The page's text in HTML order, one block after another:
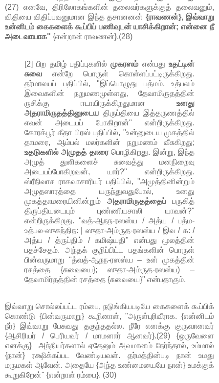
(27) எனவே, திரிலோகங்களின் தலைவர்களுக்குத் தலைவனும்,
விதியை விதிப்பவனுமான இந்த தசானனன் {ராவணன்}, இவ்வாறு
உன்னிடம் கைகளைக் கூப்பிப் பணிவுடன் யாசிக்கிறான்; என்னை நீ
அடைவாயாக" {என்றான் ராவணன்}.(28)
[2]பிற தமிழ் பதிப்புகளில்முகரஸம் என்பதுஉதட்டின்
சுவை என்றே பொருள் கொள்ளப்பட்டிருக்கிறது.
தர்மாலயப் பதிப்பில், "இப்பொழுது பத்மம், உத்பலம்
இவைகளின் நறுமணமுள்ளது, தேவாமிருதத்தின்
ருசிக்கு ஈடாயிருக்கிறதுமான உனது
அதராமிருதத்தினுடைய திருப்தியை இத்தருணத்தில்
எவன் அடையப் போகிறான்" என்றிருக்கிறது.
கோரக்பூர் கீதா பிரஸ் பதிப்பில், "உன்னுடைய முகத்தில்
தாமரை, ஆம்பல் மலர்களின் நறுமணம் வீசுகிறது;
உதடுகளில் அமுதத் தாரைபொழிகிறது. இன்று, இந்த
அமுத் துளிகளைச் சுவைத்து மனநிறைவு
அடையப்போகிறவன், யார்?" என்றிருக்கிறது.
ஸ்ரீநிவாச ராகவாசாரியர் பதிப்பில், "அமுத்தினின்றும்
அமுதஸாரத்தை யருந்துவதுபோல், உனது
முகத்தாமரையினின்றும் அதராமிருதத்தைப்பருகித்
திருப்தியடையும் புண்ணியசாலி யாவன்?"
என்றிருக்கிறது. "வத்-ஆநந-ரஸஸ்ய / அத்ய / பத்ம-
உத்பல-ஸுகந்திந: | ஸுதா-அம்ருத-ரஸஸ்ய / இவ / க: /
அத்ய / த்ருப்திம் / கமிஷ்யதி"என்பது மூலத்தின்
பதச்சேதம். அந்தக் குறிப்பிட்ட பதங்களின் பொருள்
பின்வருமாறு "த்வத்-ஆநந-ரஸஸ்ய – உன் முகத்தின்
ரசத்தை {சுவையை}; ஸுதா-அம்ருத-ரஸஸ்ய) –
தேவாமிர்தத்தின் ரசத்தை {சுவையை}" என்பதாகும்.
இவ்வாறு சொல்லப்பட்ட ரம்பை, நடுங்கியபடியே கைகளைக் கூப்பிக்
கொண்டு {பின்வருமாறு} கூறினாள், "அருள்புரிவீராக. {என்னிடம்
நீர்} இவ்வாறு பேசுவது தகுந்ததல்ல. நீரே எனக்கு குருவானவர்
{ஆசிரியர் / பெரியவர் / மாமனார் ஆனவர்}.(29) {ஒருவேளை
எனக்கு} அந்நியர்களால் ஏதேனும் அவமானம் நேர்ந்தால், உம்மால்
{நான்} ரக்ஷிக்கப்பட வேண்டியவள். தர்மத்தின்படி நான் உமது
மருமகள் ஆவேன். அதையே {அந்த உண்மையையே நான்} உமக்குக்
கூறுகிறேன்" {என்றாள் ரம்பை}. (30)